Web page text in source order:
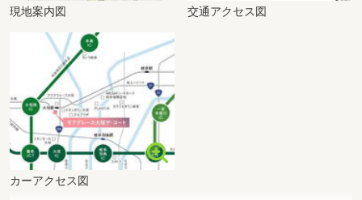
現地案内図 交通アクセス図
カーアクセス図